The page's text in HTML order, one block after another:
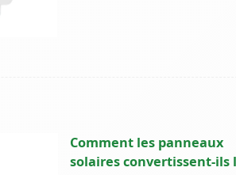
Comment les panneaux
solaires convertissent-ils